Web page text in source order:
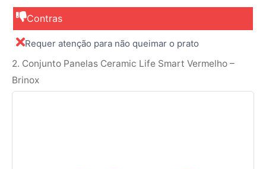
Contras
Requer atenção para não queimar o prato
2. Conjunto Panelas Ceramic Life Smart Vermelho –
Brinox